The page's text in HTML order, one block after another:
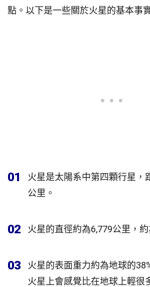
點。以下是一些關於火星的基本事
01
火星是太陽系中第四顆行星，
公里。
02 火星的直徑約為6,779公里，
03
火星的表面重力約為地球的
火星上會感覺比在地球上輕很